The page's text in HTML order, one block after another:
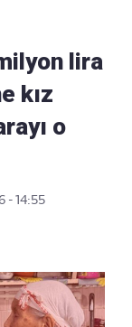
lira
kız
o
- 14:55